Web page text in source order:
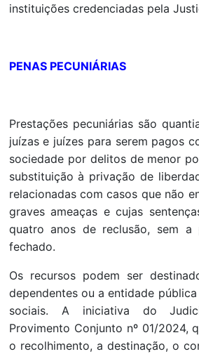
instituições credenciadas pela
PENAS PECUNIÁRIAS
Prestações pecuniárias são
juízas e juízes para serem pagos
sociedade por delitos de menor
substituição à privação de
relacionadas com casos que não
graves ameaças e cujas
quatro anos de reclusão, sem a
fechado.
Os recursos podem ser
dependentes ou a entidade
sociais. A iniciativa do
Provimento Conjunto nº 01/2024,
o recolhimento, a destinação, o